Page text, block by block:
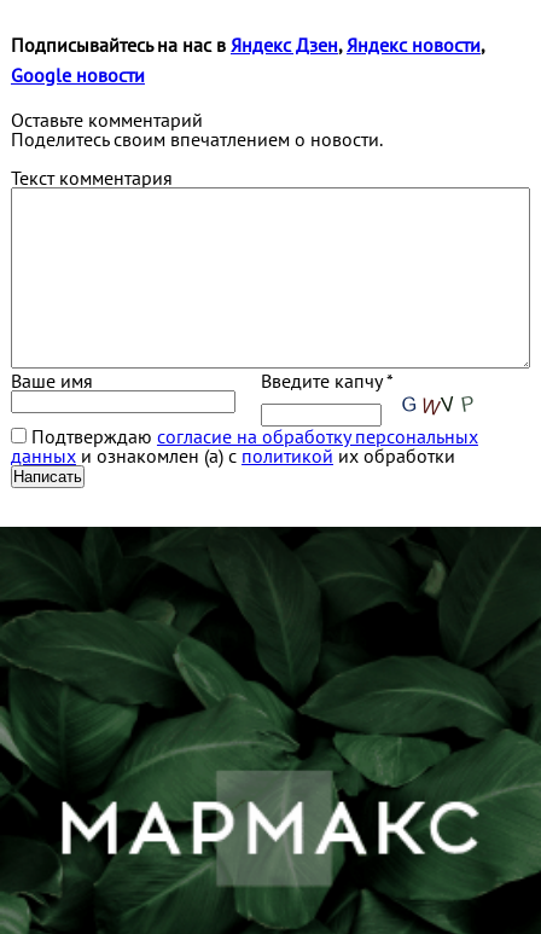
Подписывайтесь на нас в Яндекс Дзен, Яндекс новости,
Google новости
Оставьте комментарий
Поделитесь своим впечатлением о новости.
Текст комментария
Ваше имя Введите капчу *
Подтверждаю согласие на обработку персональных
данныхи ознакомлен (а) с политикой их обработки